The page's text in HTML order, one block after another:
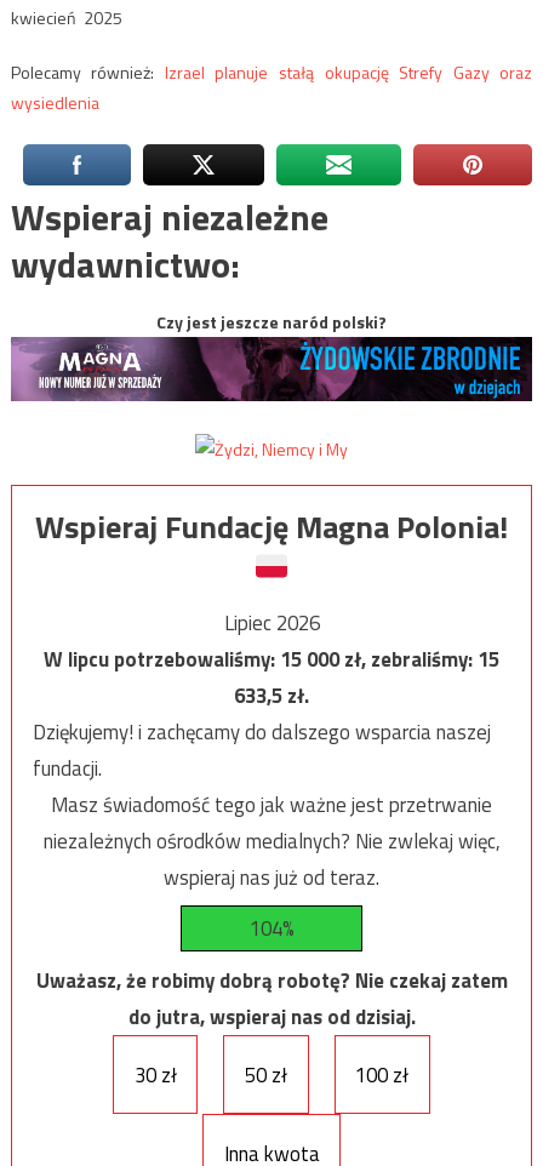
kwiecień 2025
Polecamy również: Izrael planuje stałą okupację Strefy Gazy oraz
wysiedlenia
Wspieraj niezależne
wydawnictwo:
Czy jest jeszcze naród polski?
Wspieraj Fundację Magna Polonia!
Lipiec 2026
W lipcu potrzebowaliśmy:15 000zł, zebraliśmy:15
633,5zł.
Dziękujemy! i zachęcamy do dalszego wsparcia naszej
fundacji.
Masz świadomość tego jak ważne jest przetrwanie
niezależnych ośrodków medialnych? Nie zwlekaj więc,
wspieraj nas już od teraz.
104%
Uważasz, że robimy dobrą robotę? Nie czekaj zatem
do jutra, wspieraj nas od dzisiaj.
30 zł
50 zł 100 zł
Inna kwota